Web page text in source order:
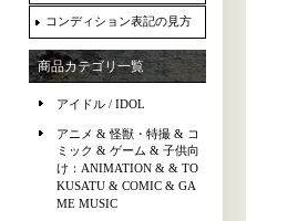
コンディション表記の見方
商品カテゴリ一覧
アイドル / IDOL
アニメ & 怪獣・特撮 & コ
ミック & ゲーム & 子供向
け：ANIMATION & & TO
KUSATU & COMIC & GA
ME MUSIC